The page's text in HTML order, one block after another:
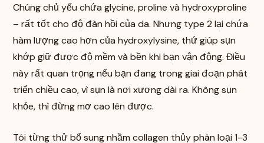
Chúng chủ yếu chứa glycine, proline và hydroxyproline
– rất tốt cho độ đàn hồi của da. Nhưng type 2 lại chứa
hàm lượng cao hơn của hydroxylysine, thứ giúp sụn
khớp giữ được độ mềm và bền khi bạn vận động. Điều
này rất quan trọng nếu bạn đang trong giai đoạn phát
triển chiều cao, vì sụn là nơi xương dài ra. Không sụn
khỏe, thì đừng mơ cao lên được.
Tôi từng thử bổ sung nhầm collagen thủy phân loại 1-3